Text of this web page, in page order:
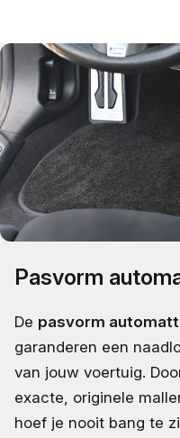
Pasvorm
De pasvorm
garanderen een
van jouw voertuig.
exacte, originele
hoef je nooit bang te